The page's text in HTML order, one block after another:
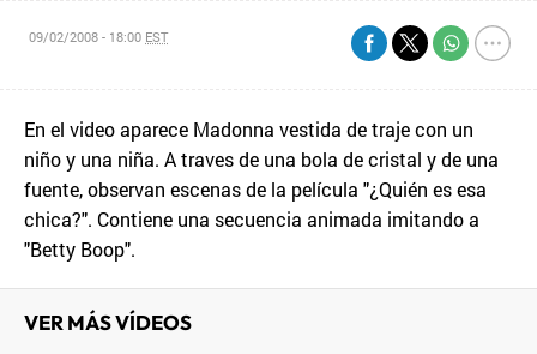
09/02/2008 - 18:00 EST
En el video aparece Madonna vestida de traje con un
niño y una niña. A traves de una bola de cristal y de una
fuente, observan escenas de la película "¿Quién es esa
chica?". Contiene una secuencia animada imitando a
"Betty Boop".
VER MÁS VÍDEOS